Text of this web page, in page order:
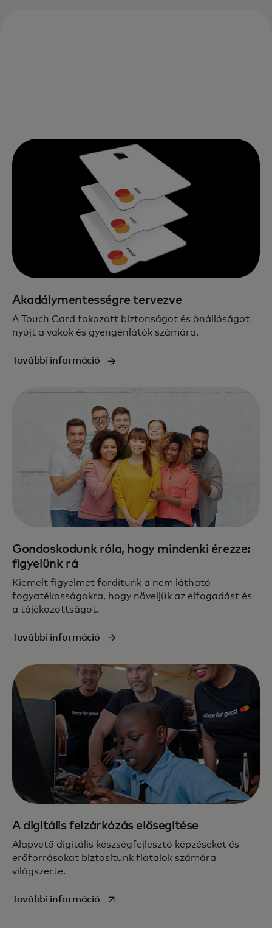
Akadálymentességre tervezve
A Touch Card fokozott biztonságot és önállóságot
nyújt a vakok és gyengénlátók számára.
További információ
Gondoskodunk róla, hogy mindenki érezze:
figyelünk rá
Kiemelt figyelmet fordítunk a nem látható
fogyatékosságokra, hogy növeljük az elfogadást és
a tájékozottságot.
További információ
A digitális felzárkózás elősegítése
Alapvető digitális készségfejlesztő képzéseket és
erőforrásokat biztosítunk fiatalok számára
világszerte.
További információopens in a new tab